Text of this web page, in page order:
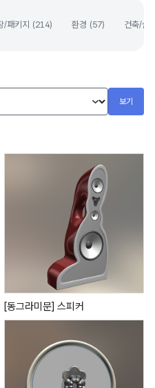
/패키지 (214) 환경 (57) 건축/실
보기
[동그라미문] 스피커